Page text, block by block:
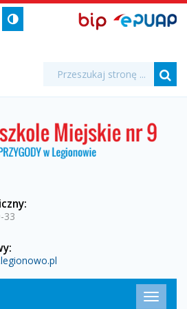
Kontrast
(włącz/wyłącz)
BIP,
Biuletyn
Informacji
EPUAP
Wyszukiwarka
Formularz
wyszukiwania
Wyszukiwana
fraza:
:
33